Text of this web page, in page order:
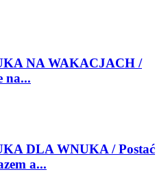
NA WAKACJACH /
na...
DLA WNUKA / Postać
a...